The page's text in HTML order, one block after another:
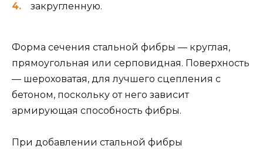
закругленную.
Форма сечения стальной фибры — круглая,
прямоугольная или серповидная. Поверхность
— шероховатая, для лучшего сцепления с
бетоном, поскольку от него зависит
армирующая способность фибры.
При добавлении стальной фибры